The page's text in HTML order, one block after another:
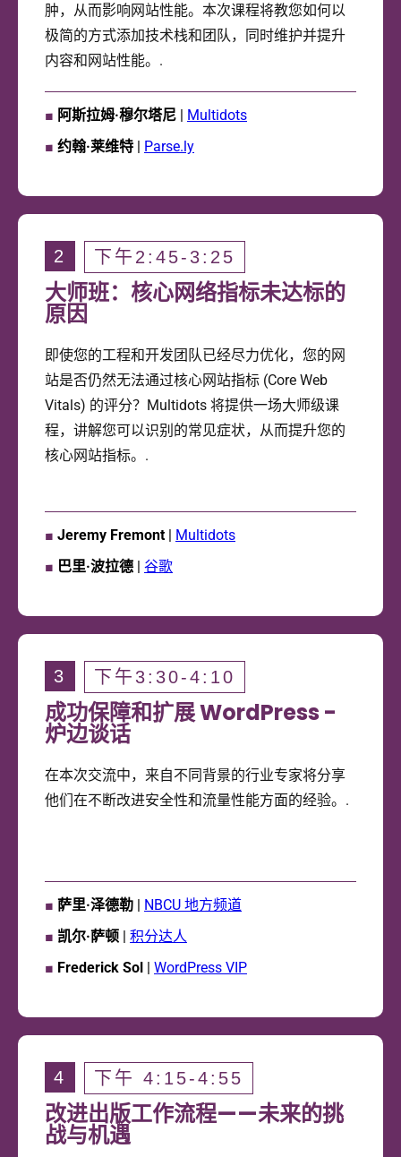
肿，从而影响网站性能。本次课程将教您如何以
极简的方式添加技术栈和团队，同时维护并提升
内容和网站性能。.
■ 阿斯拉姆·穆尔塔尼 | Multidots
■ 约翰·莱维特 | Parse.ly
2 下午2:45-3:25
大师班：核心网络指标未达标的
原因
即使您的工程和开发团队已经尽力优化，您的网
站是否仍然无法通过核心网站指标 (Core Web
Vitals) 的评分？Multidots 将提供一场大师级课
程，讲解您可以识别的常见症状，从而提升您的
核心网站指标。.
■ Jeremy Fremont | Multidots
■ 巴里·波拉德 | 谷歌
3 下午3:30-4:10
成功保障和扩展 WordPress -
炉边谈话
在本次交流中，来自不同背景的行业专家将分享
他们在不断改进安全性和流量性能方面的经验。.
■ 萨里·泽德勒 | NBCU 地方频道
■ 凯尔·萨顿 | 积分达人
■ Frederick Sol | WordPress VIP
4 下午 4:15-4:55
改进出版工作流程——未来的挑
战与机遇